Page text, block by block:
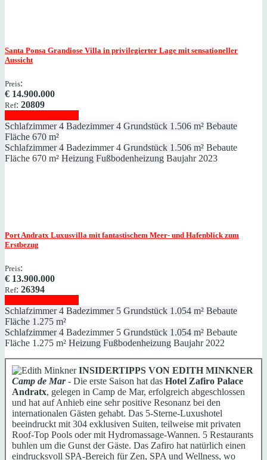
Santa Ponsa Grandiose Villa in privilegierter Lage mit sensationeller
Aussicht
Preis:
€ 14.900.000
Ref: 20809
Schlafzimmer 4 Badezimmer 4 Grundstück 1.506 m² Bebaute
Fläche 670 m²
Schlafzimmer 4 Badezimmer 4 Grundstück 1.506 m² Bebaute
Fläche 670 m² Heizung Fußbodenheizung Baujahr 2023
Port Andratx Luxusvilla mit fantastischem Meer- und Hafenblick zum
Erstbezug
Preis:
€ 13.900.000
Ref: 26394
Schlafzimmer 4 Badezimmer 5 Grundstück 1.054 m² Bebaute
Fläche 1.275 m²
Schlafzimmer 4 Badezimmer 5 Grundstück 1.054 m² Bebaute
Fläche 1.275 m² Heizung Fußbodenheizung Baujahr 2022
INSIDERTIPPS VON EDITH MINKNER
Camp de Mar- Die erste Saison hat das Hotel Zafiro Palace
Andratx, gelegen in Camp de Mar, erfolgreich abgeschlossen
und hat auf Anhieb eine sehr positive Resonanz bei den
internationalen Gästen gehabt. Das 5-Sterne-Luxushotel
beeindruckt mit 304 exklusiven Suiten, teilweise mit privaten
Roof-Top Pools oder mit Hydromassage-Wannen. 5 Restaurants
buhlen um die Gunst der Gäste. Das Zafiro hat natürlich einen
eindrucksvoll SPA-Bereich für Zen, SPA und Wellness, wo